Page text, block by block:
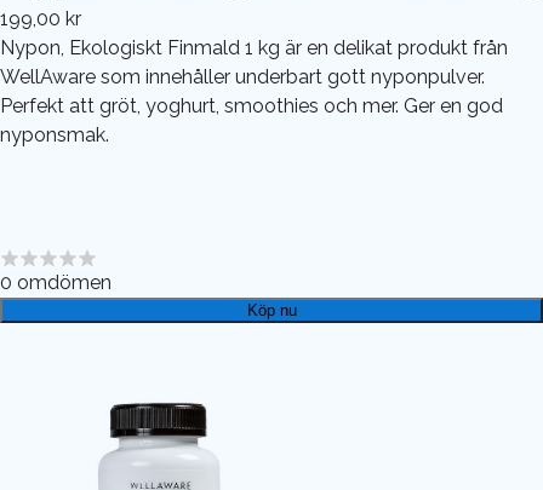
199,00 kr
Nypon, Ekologiskt Finmald 1 kg är en delikat produkt från
WellAware som innehåller underbart gott nyponpulver.
Perfekt att gröt, yoghurt, smoothies och mer. Ger en god
nyponsmak.
0 omdömen
Köp nu